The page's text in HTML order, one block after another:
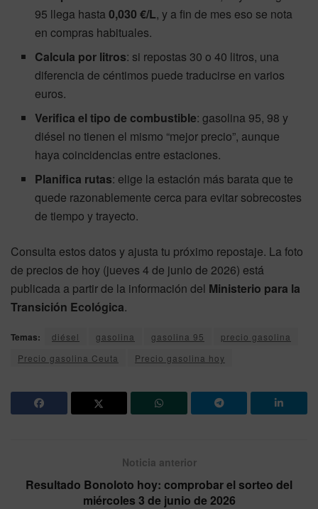
95 llega hasta0,030 €/L, y a fin de mes eso se nota
en compras habituales.
Calcula por litros: si repostas 30 o 40 litros, una
diferencia de céntimos puede traducirse en varios
euros.
Verifica el tipo de combustible: gasolina 95, 98 y
diésel no tienen el mismo “mejor precio”, aunque
haya coincidencias entre estaciones.
Planifica rutas: elige la estación más barata que te
quede razonablemente cerca para evitar sobrecostes
de tiempo y trayecto.
Consulta estos datos y ajusta tu próximo repostaje. La foto
de precios de hoy (jueves 4 de junio de 2026) está
publicada a partir de la información del Ministerio para la
Transición Ecológica.
Temas: diésel gasolina gasolina 95
precio gasolina
Precio gasolina Ceuta
Precio gasolina hoy
Noticia anterior
Resultado Bonoloto hoy: comprobar el sorteo del
miércoles 3 de junio de 2026